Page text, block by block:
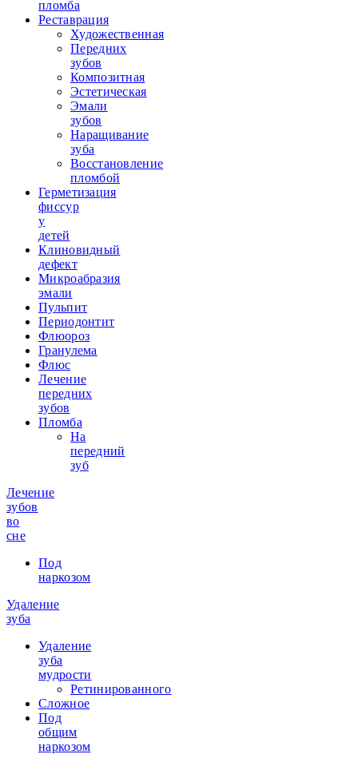
пломба
Реставрация
Художественная
Передних
зубов
Композитная
Эстетическая
Эмали
зубов
Наращивание
зуба
Восстановление
пломбой
Герметизация
фиссур
у
детей
Клиновидный
дефект
Микроабразия
эмали
Пульпит
Периодонтит
Флюороз
Гранулема
Флюс
Лечение
передних
зубов
Пломба
На
передний
зуб
Лечение
зубов
во
сне
Под
наркозом
Удаление
зуба
Удаление
зуба
мудрости
Ретинированного
Сложное
Под
общим
наркозом